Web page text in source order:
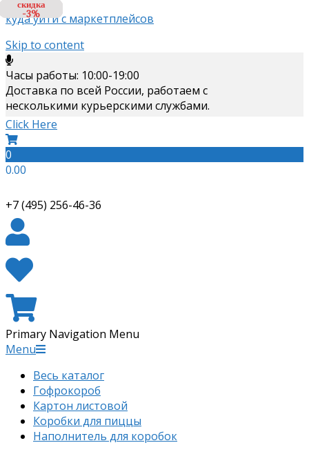
куда уйти с маркетплейсов
Skip to content
Часы работы: 10:00-19:00
Доставка по всей России, работаем с
несколькими курьерскими службами.
Click Here
0
0.00
+7 (495) 256-46-36
Primary Navigation Menu
Menu
Весь каталог
Гофрокороб
Картон листовой
Коробки для пиццы
Наполнитель для коробок
скидка
-6%
скидка
-3%
скидка
-3%